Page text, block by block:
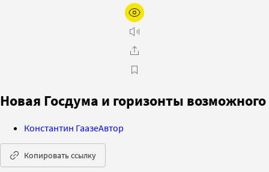
Новая Госдума и горизонты возможного
Константин ГаазеАвтор
Копировать ссылку